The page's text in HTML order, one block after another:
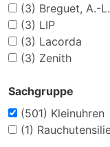
(3) Breguet, A.-L.
(3) LIP
(3) Lacorda
(3) Zenith
Sachgruppe
(501) Kleinuhren
(1)